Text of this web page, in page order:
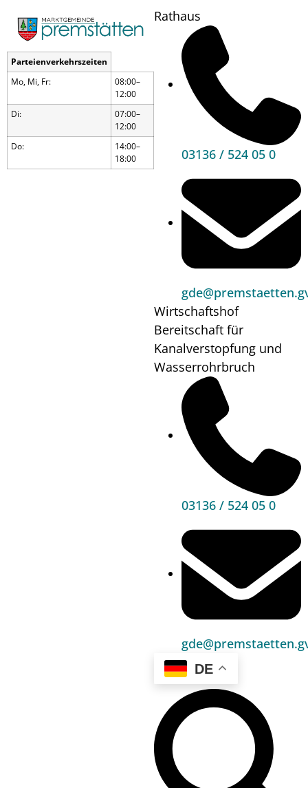
Parteienverkehrszeiten
Mo, Mi, Fr:
08:00–
12:00
Di:
07:00–
12:00
Do:
14:00–
18:00
Rathaus
03136 / 524 05 0
Wirtschaftshof
Bereitschaft für
Kanalverstopfung und
Wasserrohrbruch
03136 / 524 05 0
DE
6. Workshop am 07.02.204
„Unsere Zukunft“